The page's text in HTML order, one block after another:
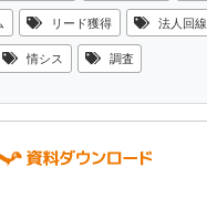
リード獲得 法人回線
情シス 調査